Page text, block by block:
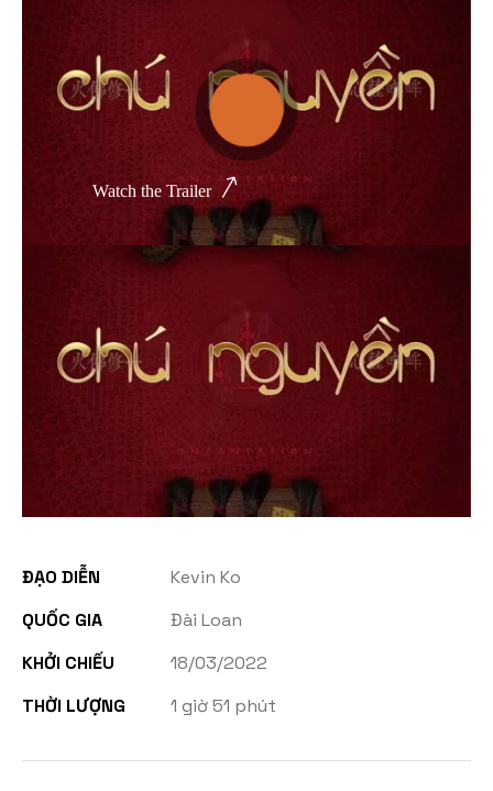
Phim kinh dị
Hoạt hình
Hành động
Việt Nam
Watch the Trailer
ĐẠO DIỄN
Kevin Ko
QUỐC GIA
Đài Loan
KHỞI CHIẾU
18/03/2022
THỜI LƯỢNG
1 giờ 51 phút